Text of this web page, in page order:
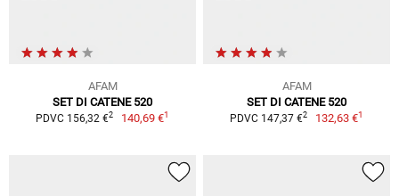
AFAM
SET DI CATENE 520
PDVC 156,32 €2 140,69 €1
AFAM
SET DI CATENE 520
PDVC 147,37 €2 132,63 €1